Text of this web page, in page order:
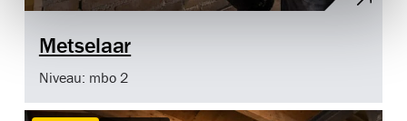
Metselaar
Niveau: mbo 2